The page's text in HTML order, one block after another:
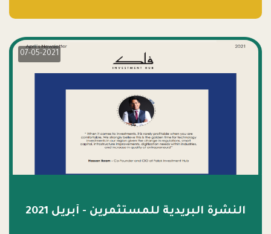
07-05-2021
النشرة البريدية للمستثمرين - أبريل 2021